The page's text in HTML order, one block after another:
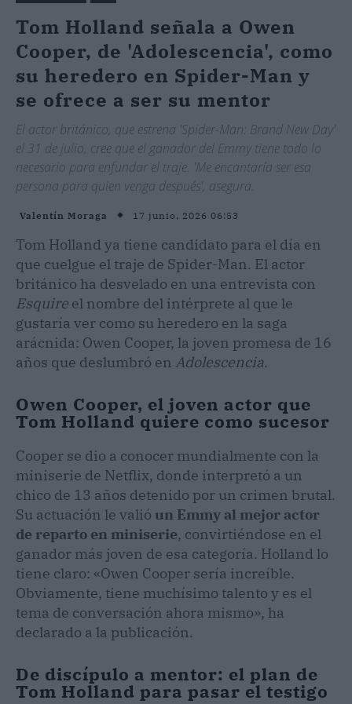
Tom Holland señala a Owen
Cooper, de 'Adolescencia', como
su heredero en Spider-Man y
se ofrece a ser su mentor
El actor británico, que estrena 'Spider-Man: Brand New Day'
el 31 de julio, cree que el ganador del Emmy tiene todo lo
necesario para enfundar el traje. 'Me encantaría ser esa
persona para quien venga después', asegura.
Valentín Moraga 17 junio, 2026 06:53
Tom Holland ya tiene candidato para el día en
que cuelgue el traje de Spider-Man. El actor
británico ha desvelado en una entrevista con
Esquire el nombre del intérprete al que le
gustaría ver como su heredero en la saga
arácnida: Owen Cooper, la joven promesa de 16
años que deslumbró en Adolescencia.
Owen Cooper, el joven actor que
Tom Holland quiere como sucesor
Cooper se dio a conocer mundialmente con la
miniserie de Netflix, donde interpretó a un
chico de 13 años detenido por un crimen brutal.
Su actuación le valió un Emmy al mejor actor
de reparto en miniserie, convirtiéndose en el
ganador más joven de esa categoría. Holland lo
tiene claro: «Owen Cooper sería increíble.
Obviamente, tiene muchísimo talento y es el
tema de conversación ahora mismo», ha
declarado a la publicación.
De discípulo a mentor: el plan de
Tom Holland para pasar el testigo